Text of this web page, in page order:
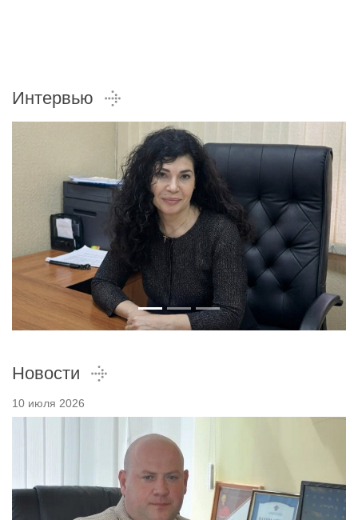
Интервью
Новости
10 июля 2026